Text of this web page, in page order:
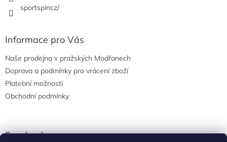
sportspincz/
Informace pro Vás
Naše prodejna v pražských Modřanech
Doprava a podmínky pro vrácení zboží
Platební možnosti
Obchodní podmínky
Facebook